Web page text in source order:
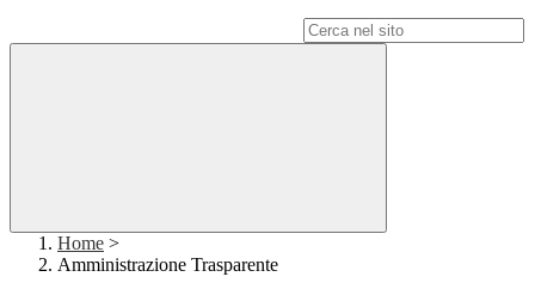
Home >
Amministrazione Trasparente